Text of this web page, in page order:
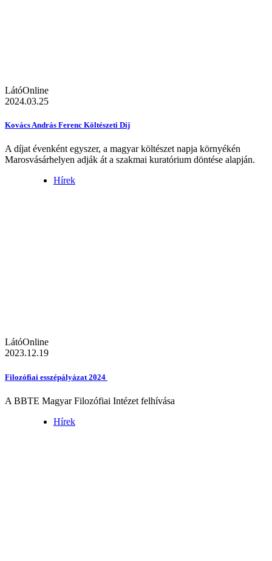
LátóOnline
2024.03.25
Kovács András Ferenc Költészeti Díj
A díjat évenként egyszer, a magyar költészet napja környékén
Marosvásárhelyen adják át a szakmai kuratórium döntése alapján.
Hírek
LátóOnline
2023.12.19
Filozófiai esszépályázat 2024
A BBTE Magyar Filozófiai Intézet felhívása
Hírek